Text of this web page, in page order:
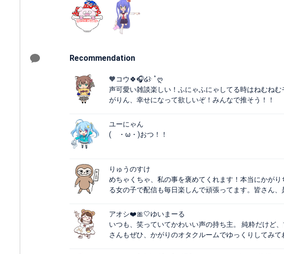
Recommendation
🧡コウ🍀🎧໒꒱· ﾟღ
声可愛い雑談楽しい！ふにゃふにゃしてる時はねむね
がりん、幸せになって欲しいぞ！みんなで推そう！！
ユーにゃん
( ・ω・)おつ！！
りゅうのすけ
めちゃくちゃ、私の事を褒めてくれます！本当にかが
る女の子で配信も毎日楽しんで頑張ってます。皆さん、
アオシ︎︎❤️🎀‎‎🤍ゆいまーる
いつも、笑っていてかわいい声の持ち主。 純粋だけど
さんもぜひ、かがりのオタクルームでゆっくりしてみて